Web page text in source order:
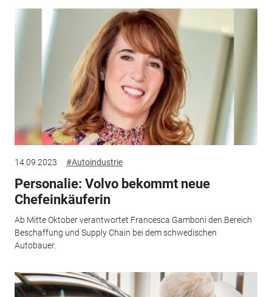
14.09.2023 #Autoindustrie
Personalie: Volvo bekommt neue
Chefeinkäuferin
Ab Mitte Oktober verantwortet Francesca Gamboni den Bereich
Beschaffung und Supply Chain bei dem schwedischen
Autobauer.